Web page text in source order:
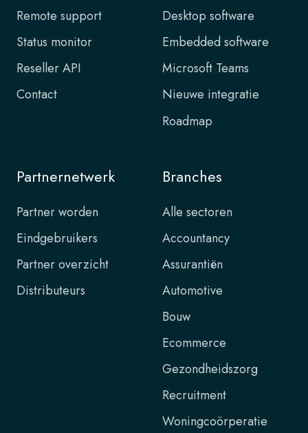
Remote support
Status monitor
Reseller API
Contact
Desktop software
Embedded software
Microsoft Teams
Nieuwe integratie
Roadmap
Partnernetwerk
Partner worden
Eindgebruikers
Partner overzicht
Distributeurs
Branches
Alle sectoren
Accountancy
Assurantiën
Automotive
Bouw
Ecommerce
Gezondheidszorg
Recruitment
Woningcoörperatie